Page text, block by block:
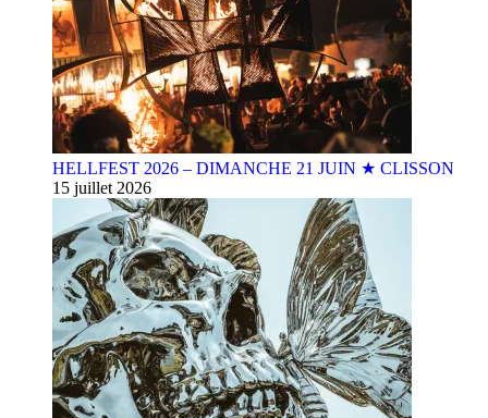
HELLFEST 2026 – DIMANCHE 21 JUIN ★ CLISSON
15 juillet 2026